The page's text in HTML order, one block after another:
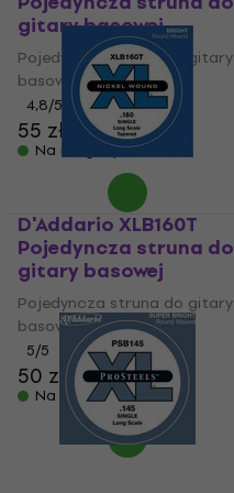
muzyki na nowo.
gitary basowej
Pojedyncza struna do gitary
basowej
4,8/5
55 zł
Na magazynie
D'Addario XLB160T
Pojedyncza struna do
gitary basowej
Pojedyncza struna do gitary
basowej
5/5
50 zł
Na magazynie